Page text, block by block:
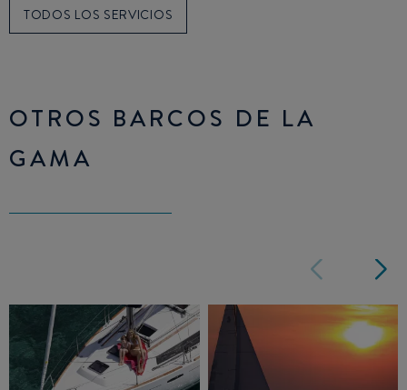
TODOS LOS SERVICIOS
OTROS BARCOS DE LA
GAMA